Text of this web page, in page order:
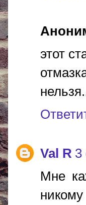
этот
Val R 3
Мне